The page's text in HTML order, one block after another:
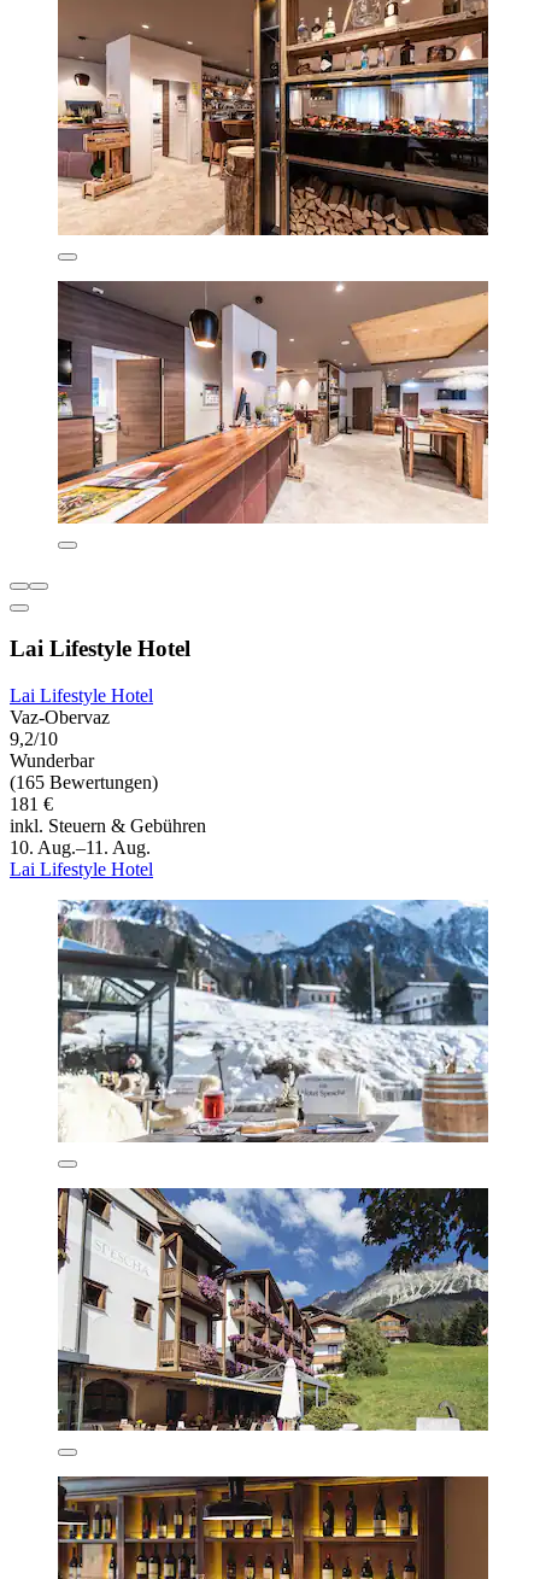
Lai Lifestyle Hotel
Lai Lifestyle Hotel
Vaz-Obervaz
9,2/10
Wunderbar
(165 Bewertungen)
181 €
inkl. Steuern & Gebühren
10. Aug.–11. Aug.
Lai Lifestyle Hotel